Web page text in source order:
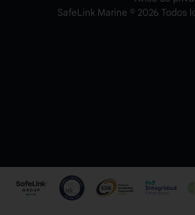
SafeLink Marine © 2026 Todos